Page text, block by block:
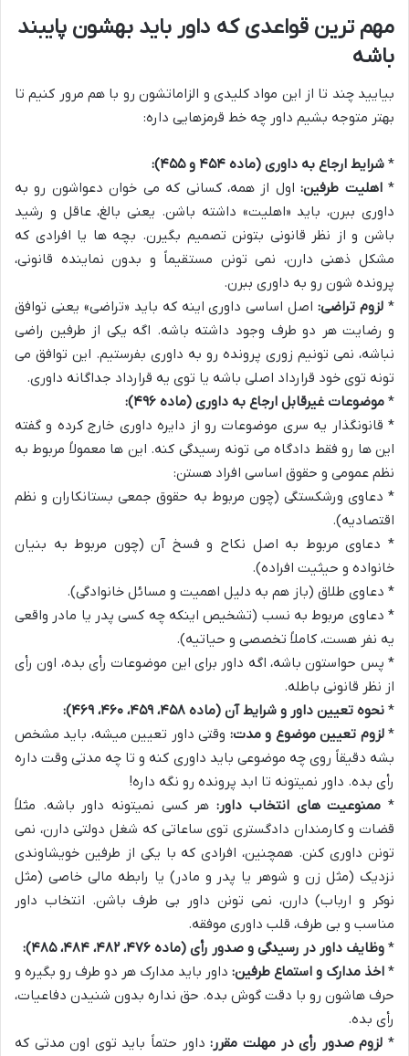
مهم ترین قواعدی که داور باید بهشون پایبند
باشه
بیایید چند تا از این مواد کلیدی و الزاماتشون رو با هم مرور کنیم تا
بهتر متوجه بشیم داور چه خط قرمزهایی داره:
* شرایط ارجاع به داوری (ماده ۴۵۴ و ۴۵۵):
*اهلیت طرفین:اول از همه، کسانی که می خوان دعواشون رو به
داوری ببرن، باید «اهلیت» داشته باشن. یعنی بالغ، عاقل و رشید
باشن و از نظر قانونی بتونن تصمیم بگیرن. بچه ها یا افرادی که
مشکل ذهنی دارن، نمی تونن مستقیماً و بدون نماینده قانونی،
پرونده شون رو به داوری ببرن.
* لزوم تراضی:اصل اساسی داوری اینه که باید «تراضی» یعنی توافق
و رضایت هر دو طرف وجود داشته باشه. اگه یکی از طرفین راضی
نباشه، نمی تونیم زوری پرونده رو به داوری بفرستیم. این توافق می
تونه توی خود قرارداد اصلی باشه یا توی یه قرارداد جداگانه داوری.
* موضوعات غیرقابل ارجاع به داوری (ماده ۴۹۶):
* قانونگذار یه سری موضوعات رو از دایره داوری خارج کرده و گفته
این ها رو فقط دادگاه می تونه رسیدگی کنه. این ها معمولاً مربوط به
نظم عمومی و حقوق اساسی افراد هستن:
* دعاوی ورشکستگی (چون مربوط به حقوق جمعی بستانکاران و نظم
اقتصادیه).
* دعاوی مربوط به اصل نکاح و فسخ آن (چون مربوط به بنیان
خانواده و حیثیت افراده).
* دعاوی طلاق (باز هم به دلیل اهمیت و مسائل خانوادگی).
* دعاوی مربوط به نسب (تشخیص اینکه چه کسی پدر یا مادر واقعی
یه نفر هست، کاملاً تخصصی و حیاتیه).
* پس حواستون باشه، اگه داور برای این موضوعات رأی بده، اون رأی
از نظر قانونی باطله.
* نحوه تعیین داور و شرایط آن (ماده ۴۵۸، ۴۵۹، ۴۶۰، ۴۶۹):
*لزوم تعیین موضوع و مدت: وقتی داور تعیین میشه، باید مشخص
بشه دقیقاً روی چه موضوعی باید داوری کنه و تا چه مدتی وقت داره
رأی بده. داور نمیتونه تا ابد پرونده رو نگه داره!
* ممنوعیت های انتخاب داور:هر کسی نمیتونه داور باشه. مثلاً
قضات و کارمندان دادگستری توی ساعاتی که شغل دولتی دارن، نمی
تونن داوری کنن. همچنین، افرادی که با یکی از طرفین خویشاوندی
نزدیک (مثل زن و شوهر یا پدر و مادر) یا رابطه مالی خاصی (مثل
نوکر و ارباب) دارن، نمی تونن داور بی طرف باشن. انتخاب داور
مناسب و بی طرف، قلب داوری موفقه.
* وظایف داور در رسیدگی و صدور رأی (ماده ۴۷۶، ۴۸۲، ۴۸۴، ۴۸۵):
* اخذ مدارک و استماع طرفین: داور باید مدارک هر دو طرف رو بگیره و
حرف هاشون رو با دقت گوش بده. حق نداره بدون شنیدن دفاعیات،
رأی بده.
* لزوم صدور رأی در مهلت مقرر:داور حتماً باید توی اون مدتی که